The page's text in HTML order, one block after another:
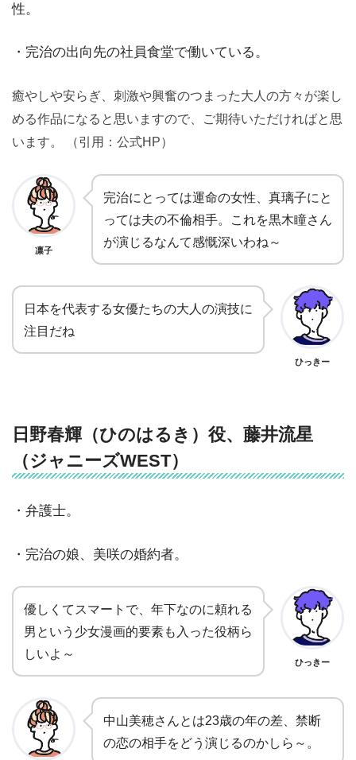
性。
・完治の出向先の社員食堂で働いている。
癒やしや安らぎ、刺激や興奮のつまった大人の方々が楽し
める作品になると思いますので、ご期待いただければと思
います。 （引用：公式HP）
凛子
完治にとっては運命の女性、真璃子にと
っては夫の不倫相手。これを黒木瞳さん
が演じるなんて感慨深いわね～
日本を代表する女優たちの大人の演技に
注目だね
ひっきー
日野春輝（ひのはるき）役、藤井流星
（ジャニーズWEST）
・弁護士。
・完治の娘、美咲の婚約者。
優しくてスマートで、年下なのに頼れる
男という少女漫画的要素も入った役柄ら
しいよ～
ひっきー
中山美穂さんとは23歳の年の差、禁断
の恋の相手をどう演じるのかしら～。